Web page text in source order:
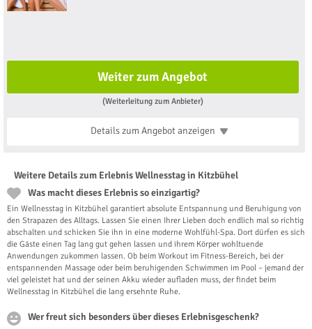
Weiter zum Angebot
(Weiterleitung zum Anbieter)
Details zum Angebotanzeigen
Weitere Details zum Erlebnis Wellnesstag in Kitzbühel
Was macht dieses Erlebnis so einzigartig?
Ein Wellnesstag in Kitzbühel garantiert absolute Entspannung und Beruhigung von
den Strapazen des Alltags. Lassen Sie einen Ihrer Lieben doch endlich mal so richtig
abschalten und schicken Sie ihn in eine moderne Wohlfühl-Spa. Dort dürfen es sich
die Gäste einen Tag lang gut gehen lassen und ihrem Körper wohltuende
Anwendungen zukommen lassen. Ob beim Workout im Fitness-Bereich, bei der
entspannenden Massage oder beim beruhigenden Schwimmen im Pool – jemand der
viel geleistet hat und der seinen Akku wieder aufladen muss, der findet beim
Wellnesstag in Kitzbühel die lang ersehnte Ruhe.
Wer freut sich besonders über dieses Erlebnisgeschenk?